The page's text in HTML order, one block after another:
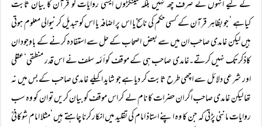
کے لیے انہوں نے صرف چھ نہیں بلکہ سینکڑوں ایسی روایات کو قرآن کا بیان ثابت
کیاہے ‘ جو بظاہر قرآن کے کسی حکم کی ناسخ یا اس پر اضافہ یا اس کو تبدیل کرنیوالی معلوم ہوتی
ہیں لیکن غامدی صاحب ان میں سے بعض اصحاب کے حل سے استفادہ کرنے کے باوجود ان
کاذکرتک نہیں کرتے۔غامدی صاحب ہی کے موقف کو أئمہ سلف نے اس قدر منطقی‘عقلی
اور شرعی دلائل سے اچھی طرح ثابت کر دیا ہے جو شاید اکیلے غامدی صاحب کے بس میں نہ
تھا لیکن غامدی صاحب اگر ان حضرات کا نام لے کر اس موقف کو بیان کریں تو ان کو وہ سب
روایات ماننی پڑتی کہ جن کا وہ اپنے استاذ امام کی تقلید میں انکار کرنا چاہتے ہیں ‘مثلا امام شوکانیؒ